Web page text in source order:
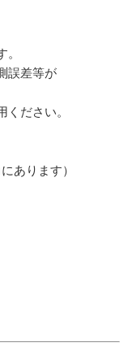
誤差等が
ださい。
あります）